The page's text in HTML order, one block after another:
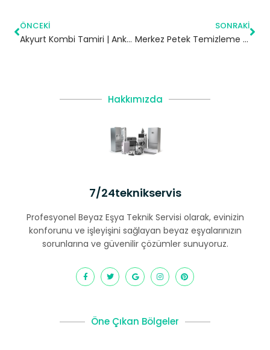
ÖNCEKI
Akyurt Kombi Tamiri | Ankara
SONRAKI
Merkez Petek Temizleme | Bingöl
Hakkımızda
7/24teknikservis
Profesyonel Beyaz Eşya Teknik Servisi olarak, evinizin
konforunu ve işleyişini sağlayan beyaz eşyalarınızın
sorunlarına ve güvenilir çözümler sunuyoruz.
Öne Çıkan Bölgeler